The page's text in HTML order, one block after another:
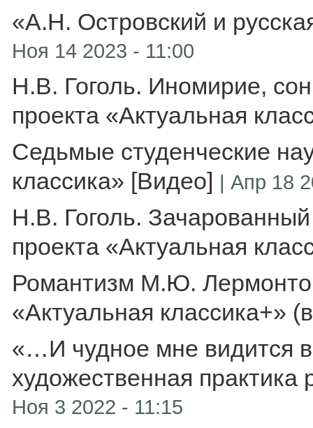
«А.Н. Островский и
Ноя 14 2023 - 11:00
Н.В. Гоголь. Иномирие,
проекта «Актуальная
Седьмые студенческие
классика» [Видео] | Апр 18
Н.В. Гоголь.
проекта «Актуальная
Романтизм М.Ю.
«Актуальная классика+»
«…И чудное мне видится
художественная практика
Ноя 3 2022 - 11:15